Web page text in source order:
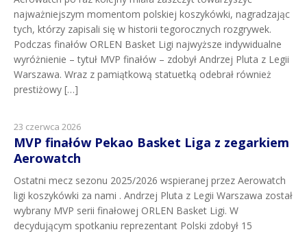
najważniejszym momentom polskiej koszykówki, nagradzając
tych, którzy zapisali się w historii tegorocznych rozgrywek.
Podczas finałów ORLEN Basket Ligi najwyższe indywidualne
wyróżnienie – tytuł MVP finałów – zdobył Andrzej Pluta z Legii
Warszawa. Wraz z pamiątkową statuetką odebrał również
prestiżowy […]
23 czerwca 2026
MVP finałów Pekao Basket Liga z zegarkiem
Aerowatch
Ostatni mecz sezonu 2025/2026 wspieranej przez Aerowatch
ligi koszykówki za nami . Andrzej Pluta z Legii Warszawa został
wybrany MVP serii finałowej ORLEN Basket Ligi. W
decydującym spotkaniu reprezentant Polski zdobył 15